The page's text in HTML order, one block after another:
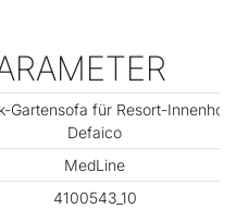
Gartensofa für Resort-
Defaico
MedLine
4100543_10